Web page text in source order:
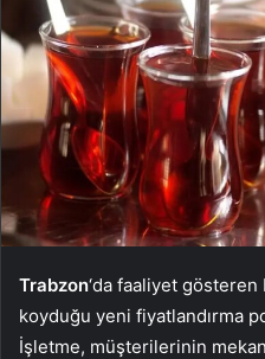
Trabzon‘da faaliyet
koyduğu yeni fiyatlandırma
İşletme, müşterilerinin